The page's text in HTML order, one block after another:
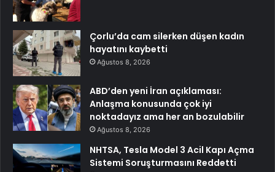
Çorlu’da cam silerken düşen kadın
hayatını kaybetti
Ağustos 8, 2026
ABD’den yeni İran açıklaması:
Anlaşma konusunda çok iyi
noktadayız ama her an bozulabilir
Ağustos 8, 2026
NHTSA, Tesla Model 3 Acil Kapı Açma
Sistemi Soruşturmasını Reddetti